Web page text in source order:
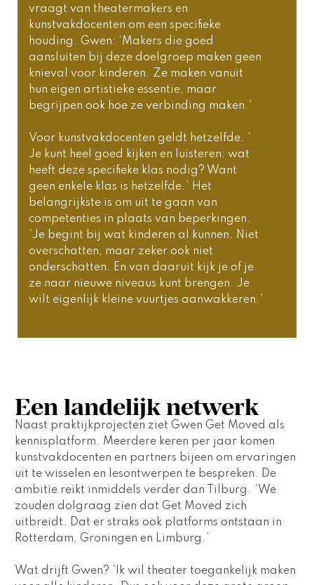
vraagt van theatermakers en
kunstvakdocenten om een specifieke
houding. Gwen: ‘Makers die goed
aansluiten bij deze doelgroep maken geen
knieval voor kinderen. Ze maken vanuit
hun eigen artistieke essentie, maar
begrijpen ook hoe ze verbinding maken.’
Voor kunstvakdocenten geldt hetzelfde. ‘
Je kunt heel goed kijken en luisteren: wat
heeft deze specifieke klas nodig? Want
geen enkele klas is hetzelfde.’ Het
belangrijkste is om uit te gaan van
competenties in plaats van beperkingen.
‘Je begint bij wat kinderen al kunnen. Niet
overschatten, maar zeker ook niet
onderschatten. En van daaruit kijk je of je
ze naar nieuwe niveaus kunt brengen. Je
wilt eigenlijk kleine vuurtjes aanwakkeren.’
Een landelijk netwerk
Naast praktijkprojecten ziet Gwen Get Moved als
kennisplatform. Meerdere keren per jaar komen
kunstvakdocenten en partners bijeen om ervaringen
uit te wisselen en lesontwerpen te bespreken. De
ambitie reikt inmiddels verder dan Tilburg. ‘We
zouden dolgraag zien dat Get Moved zich
uitbreidt. Dat er straks ook platforms ontstaan in
Rotterdam, Groningen en Limburg.’
Wat drijft Gwen? ‘Ik wil theater toegankelijk maken